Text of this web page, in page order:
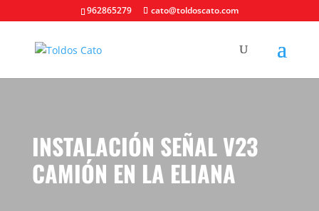
962865279 cato@toldoscato.com
INSTALACIÓN SEÑAL V23
CAMIÓN EN LA ELIANA